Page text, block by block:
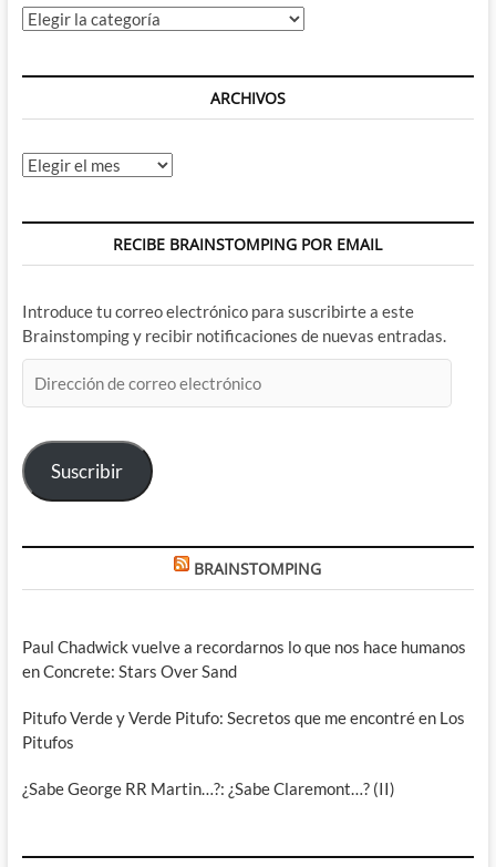
Categorías
ARCHIVOS
Archivos
RECIBE BRAINSTOMPING POR EMAIL
Introduce tu correo electrónico para suscribirte a este
Brainstomping y recibir notificaciones de nuevas entradas.
de
electrónico
Suscribir
BRAINSTOMPING
Paul Chadwick vuelve a recordarnos lo que nos hace humanos
en Concrete: Stars Over Sand
Pitufo Verde y Verde Pitufo: Secretos que me encontré en Los
Pitufos
¿Sabe George RR Martin…?: ¿Sabe Claremont…? (II)